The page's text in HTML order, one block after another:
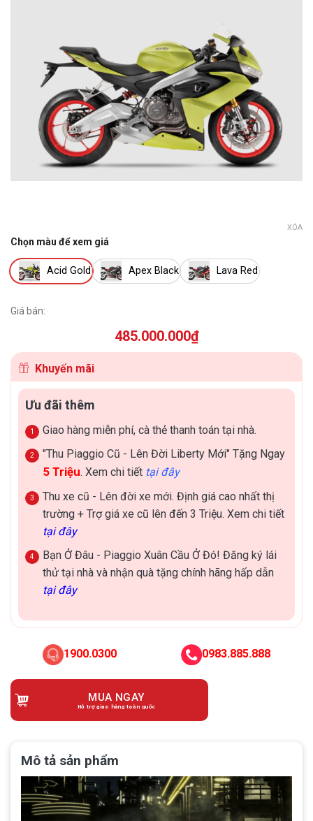
Chọn màu để xem giá
Acid Gold Apex Black Lava Red
XÓA
Giá bán:
485.000.000₫
Khuyến mãi
Ưu đãi thêm
Giao hàng miễn phí, cà thẻ thanh toán tại nhà.
"Thu Piaggio Cũ - Lên Đời Liberty Mới" Tặng Ngay
5 Triệu. Xem chi tiết tại đây
Thu xe cũ - Lên đời xe mới. Định giá cao nhất thị
trường + Trợ giá xe cũ lên đến 3 Triệu. Xem chi tiết
tại đây
Bạn Ở Đâu - Piaggio Xuân Cầu Ở Đó! Đăng ký lái
thử tại nhà và nhận quà tặng chính hãng hấp dẫn
tại đây
1900.0300 0983.885.888
MUA NGAY
Hỗ trợ giao hàng toàn quốc
Mô tả sản phẩm